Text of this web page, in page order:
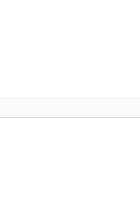
した、巨乳とメ
洗脳を狙う…。